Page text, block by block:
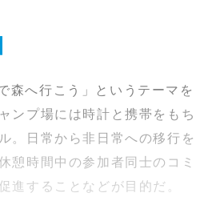
森へ行こう」というテーマを
ンプ場には時計と携帯をもち
。日常から非日常への移行を
憩時間中の参加者同士のコミ
進することなどが目的だ。